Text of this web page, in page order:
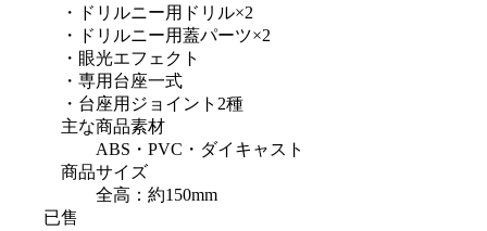
・ドリルニー用ドリル×2
・ドリルニー用蓋パーツ×2
・眼光エフェクト
・専用台座一式
・台座用ジョイント2種
主な商品素材
ABS・PVC・ダイキャスト
商品サイズ
全高：約150mm
已售